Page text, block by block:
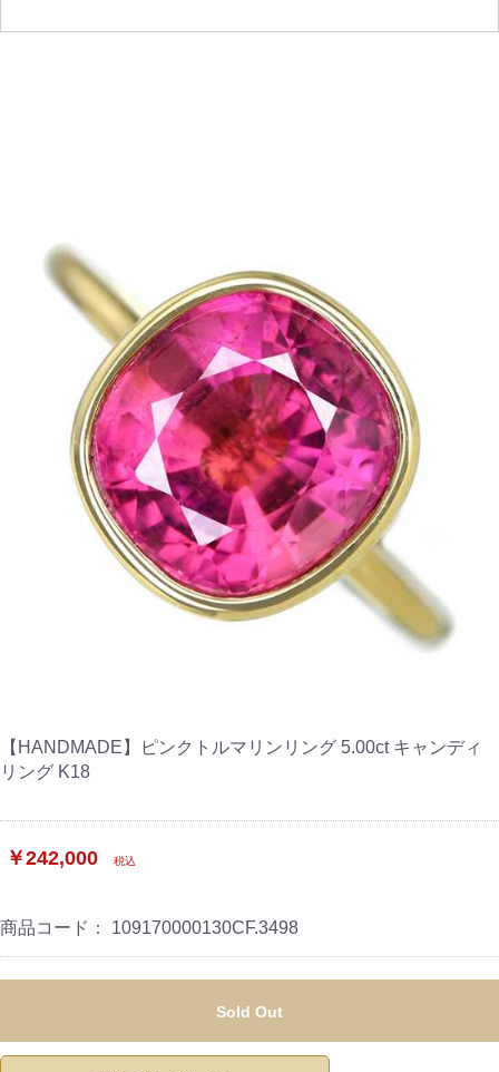
【HANDMADE】ピンクトルマリンリング 5.00ct キャンディ
リング K18
￥242,000 税込
商品コード： 109170000130CF.3498
Sold Out